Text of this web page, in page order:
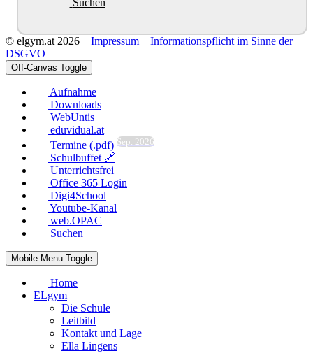
Suchen
© elgym.at 2026 Impressum
Informationspflicht im Sinne der
DSGVO
Off-Canvas Toggle
Aufnahme
Downloads
WebUntis
eduvidual.at
Termine (.pdf) Sep. 2026
Schulbuffet 🔗
Unterrichtsfrei
Office 365 Login
Digi4School
Youtube-Kanal
web.OPAC
Suchen
Mobile Menu Toggle
Home
ELgym
Die Schule
Leitbild
Kontakt und Lage
Ella Lingens